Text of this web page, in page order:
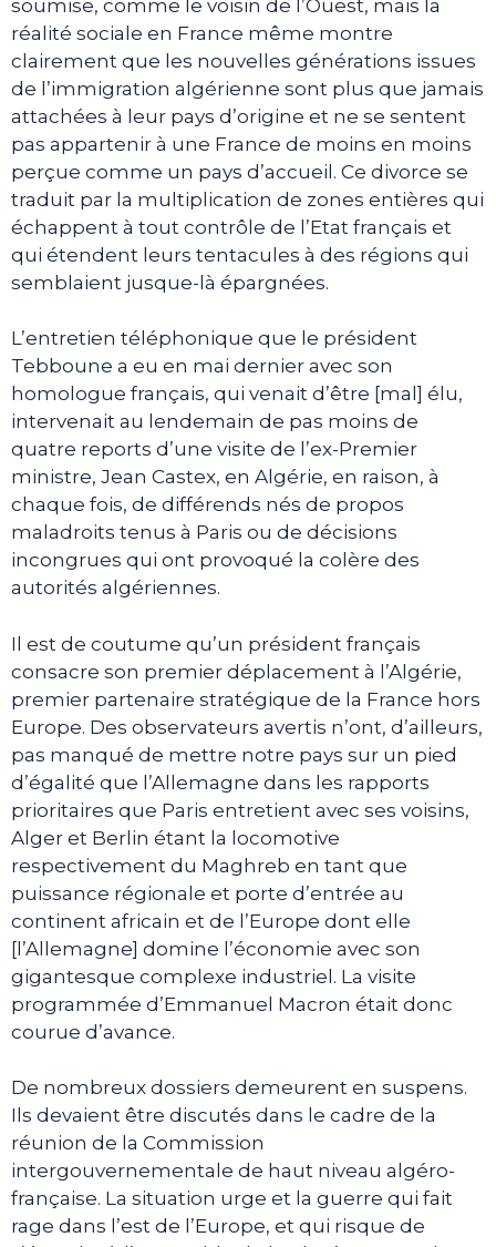
soumise, comme le voisin de l’Ouest, mais la
réalité sociale en France même montre
clairement que les nouvelles générations issues
de l’immigration algérienne sont plus que jamais
attachées à leur pays d’origine et ne se sentent
pas appartenir à une France de moins en moins
perçue comme un pays d’accueil. Ce divorce se
traduit par la multiplication de zones entières qui
échappent à tout contrôle de l’Etat français et
qui étendent leurs tentacules à des régions qui
semblaient jusque-là épargnées.
L’entretien téléphonique que le président
Tebboune a eu en mai dernier avec son
homologue français, qui venait d’être [mal] élu,
intervenait au lendemain de pas moins de
quatre reports d’une visite de l’ex-Premier
ministre, Jean Castex, en Algérie, en raison, à
chaque fois, de différends nés de propos
maladroits tenus à Paris ou de décisions
incongrues qui ont provoqué la colère des
autorités algériennes.
Il est de coutume qu’un président français
consacre son premier déplacement à l’Algérie,
premier partenaire stratégique de la France hors
Europe. Des observateurs avertis n’ont, d’ailleurs,
pas manqué de mettre notre pays sur un pied
d’égalité que l’Allemagne dans les rapports
prioritaires que Paris entretient avec ses voisins,
Alger et Berlin étant la locomotive
respectivement du Maghreb en tant que
puissance régionale et porte d’entrée au
continent africain et de l’Europe dont elle
[l’Allemagne] domine l’économie avec son
gigantesque complexe industriel. La visite
programmée d’Emmanuel Macron était donc
courue d’avance.
De nombreux dossiers demeurent en suspens.
Ils devaient être discutés dans le cadre de la
réunion de la Commission
intergouvernementale de haut niveau algéro-
française. La situation urge et la guerre qui fait
rage dans l’est de l’Europe, et qui risque de